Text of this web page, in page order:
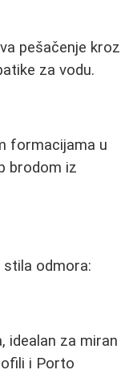
pešačenje kroz
za vodu.
formacijama u
brodom iz
odmora:
idealan za miran
i Porto